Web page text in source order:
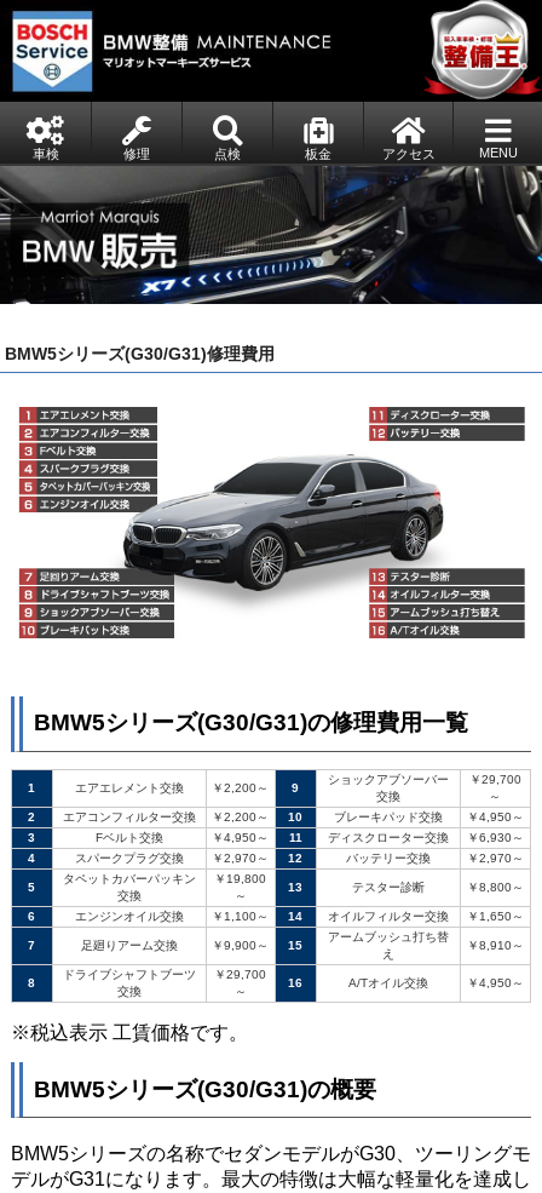
車検 修理 点検 板金 アクセス MENU
BMW5シリーズ(G30/G31)修理費用
BMW5シリーズ(G30/G31)の修理費用一覧
1 エアエレメント交換 ￥2,200～ 9
ショックアブソーバー
交換
￥29,700
～
2
エアコンフィルター交換 ￥2,200～ 10 ブレーキパッド交換
￥4,950～
3
Fベルト交換 ￥4,950～ 11 ディスクローター交換
￥6,930～
4
スパークプラグ交換 ￥2,970～ 12 バッテリー交換 ￥2,970～
5
タペットカバーパッキン
交換
￥19,800
～
13 テスター診断 ￥8,800～
6 エンジンオイル交換 ￥1,100～ 14 オイルフィルター交換 ￥1,650～
7 足廻りアーム交換 ￥9,900～ 15
アームブッシュ打ち替
え
￥8,910～
8
ドライブシャフトブーツ
交換
￥29,700
～
16 A/Tオイル交換 ￥4,950～
※税込表示 工賃価格です。
BMW5シリーズ(G30/G31)の概要
BMW5シリーズの名称でセダンモデルがG30、ツーリングモ
デルがG31になります。最大の特徴は大幅な軽量化を達成し